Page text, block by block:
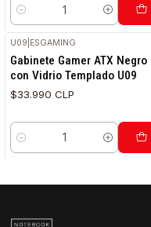
Cantidad
U09 ESGAMING
Gabinete Gamer ATX Negro
con Vidrio Templado U09
$33.990 CLP
Cantidad